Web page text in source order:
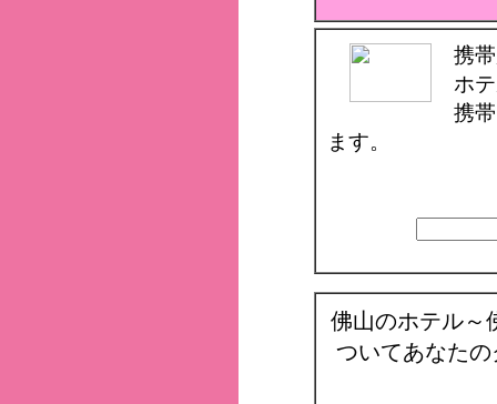
携
ホ
携
ます。
佛山のホテル～
ついてあなた